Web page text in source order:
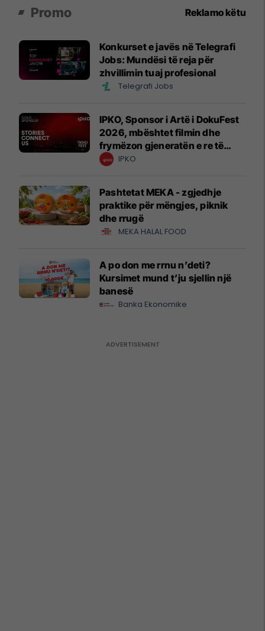
Promo Reklamo këtu
Konkurset e javës në Telegrafi
Jobs: Mundësi të reja për
zhvillimin tuaj profesional
Telegrafi Jobs
IPKO, Sponsor i Artë i DokuFest
2026, mbështet filmin dhe
frymëzon gjeneratën e re të
krijuesve
IPKO
Pashtetat MEKA - zgjedhje
praktike për mëngjes, piknik
dhe rrugë
MEKA HALAL FOOD
A po don me rrnu n’deti?
Kursimet mund t’ju sjellin një
banesë
Banka Ekonomike